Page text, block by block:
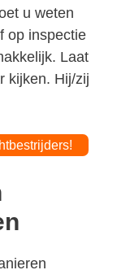
u weten
op inspectie
Laat
kijken. Hij/zij